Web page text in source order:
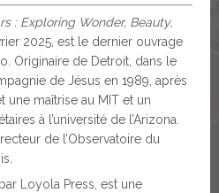
: Exploring Wonder, Beauty,
2025, est le dernier ouvrage
Originaire de Detroit, dans le
de Jésus en 1989, après
une maîtrise au MIT et un
à l’université de l’Arizona.
de l’Observatoire du
Loyola Press, est une